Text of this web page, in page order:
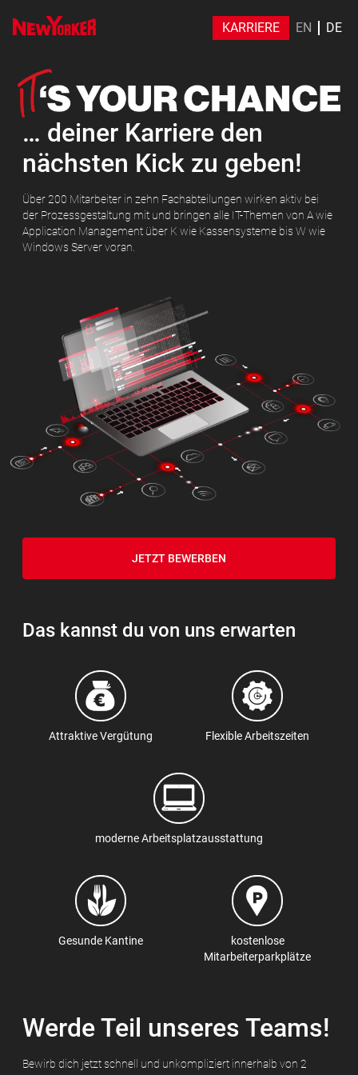
KARRIERE EN DE
… deiner Karriere den
nächsten Kick zu geben!
Über 200 Mitarbeiter in zehn Fachabteilungen wirken aktiv bei
der Prozessgestaltung mit und bringen alle IT-Themen von A wie
Application Management über K wie Kassensysteme bis W wie
Windows Server voran.
JETZT BEWERBEN
Das kannst du von uns erwarten
Attraktive Vergütung Flexible Arbeitszeiten
moderne Arbeitsplatzausstattung
Gesunde Kantine
kostenlose
Mitarbeiterparkplätze
Werde Teil unseres Teams!
Bewirb dich jetzt schnell und unkompliziert innerhalb von 2